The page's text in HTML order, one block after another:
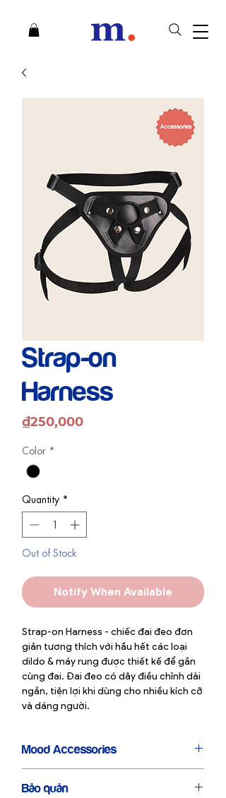
Strap-on
Harness
₫250,000Price
Color *
Quantity *
Out of Stock
Notify When Available
Strap-on Harness - chiếc đai đeo đơn
giản tương thích với hầu hết các loại
dildo & máy rung được thiết kế để gắn
cùng đai. Đai đeo có dây điều chỉnh dài
ngắn, tiện lợi khi dùng cho nhiều kích cỡ
và dáng người.
Mood Accessories
phụ kiện được Mood Company tuyển
Bảo quản